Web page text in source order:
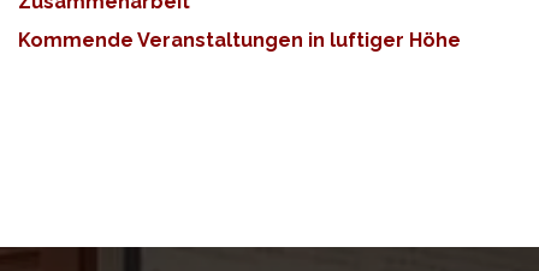
Kommende Veranstaltungen in luftiger Höhe